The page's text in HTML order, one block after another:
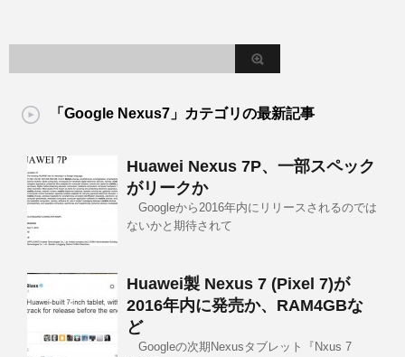
「Google Nexus7」カテゴリの最新記事
Huawei Nexus 7P、一部スペック
がリークか
Googleから2016年内にリリースされるのでは
ないかと期待されて
Huawei製 Nexus 7 (Pixel 7)が
2016年内に発売か、RAM4GBな
ど
Googleの次期Nexusタブレット『Nxus 7